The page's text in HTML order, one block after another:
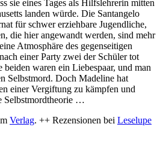
sie eines Tages als Hilfslehrerin mitten
landen würde. Die Santangelo
für schwer erziehbare Jugendliche,
die hier angewandt werden, sind mehr
Atmosphäre des gegenseitigen
einer Party zwei der Schüler tot
waren ein Liebespaar, und man
Selbstmord. Doch Madeline hat
einer Vergiftung zu kämpfen und
Selbstmordtheorie …
Verlag. ++ Rezensionen bei Leselupe